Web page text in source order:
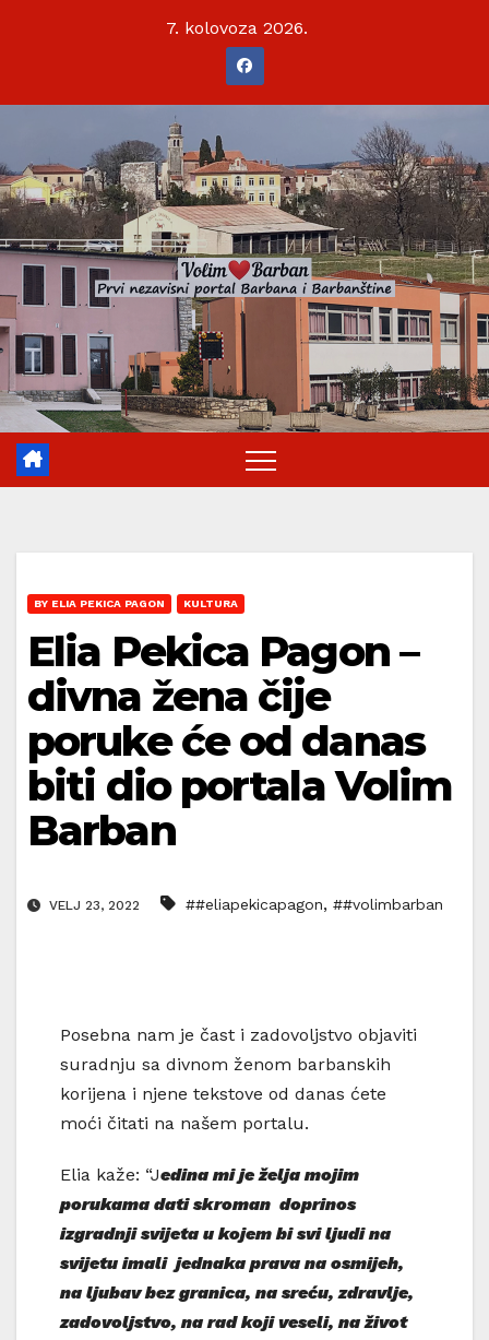
7. kolovoza 2026.
BY ELIA PEKICA PAGON KULTURA
Elia Pekica Pagon –
divna žena čije
poruke će od danas
biti dio portala Volim
Barban
VELJ 23, 2022 ##eliapekicapagon, ##volimbarban
Posebna nam je čast i zadovoljstvo objaviti
suradnju sa divnom ženom barbanskih
korijena i njene tekstove od danas ćete
moći čitati na našem portalu.
Elia kaže: “Jedina mi je želja mojim
porukama dati skroman doprinos
izgradnji svijeta u kojem bi svi ljudi na
svijetu imali jednaka prava na osmijeh,
na ljubav bez granica, na sreću, zdravlje,
zadovoljstvo, na rad koji veseli, na život